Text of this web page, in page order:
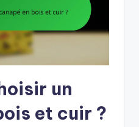
un
et cuir ?